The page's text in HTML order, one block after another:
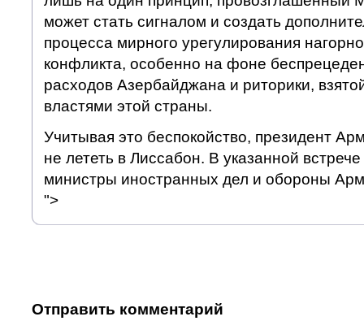
может стать сигналом и создать
процесса мирного урегулирования
конфликта, особенно на фоне
расходов Азербайджана и риторики,
властями этой страны.
Учитывая это беспокойство, президент
не лететь в Лиссабон. В указанной
министры иностранных дел и обороны
">
Отправить комментарий